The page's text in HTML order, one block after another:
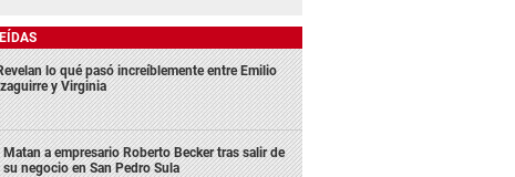
lo qué pasó increíblemente entre Emilio
y Virginia
Matan a empresario Roberto Becker tras salir de
su negocio en San Pedro Sula